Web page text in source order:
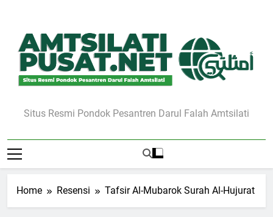
content
Situs Resmi Pondok Pesantren Darul Falah Amtsilati
Home Resensi Tafsir Al-Mubarok Surah Al-Hujurat